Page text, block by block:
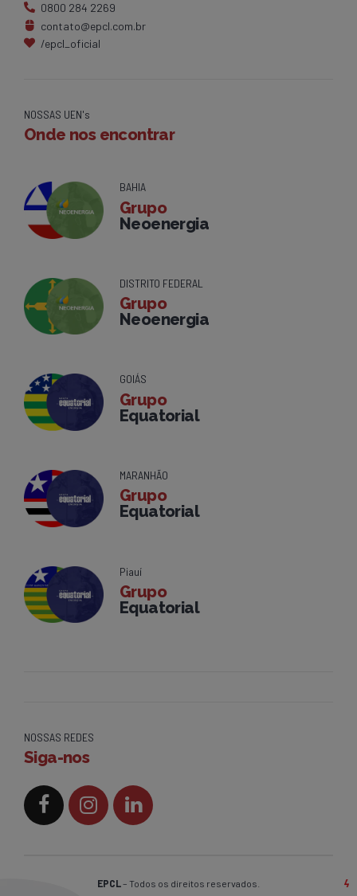
0800 284 2269
contato@epcl.com.br
/epcl_oficial
NOSSAS UEN's
Onde nos encontrar
BAHIA
Grupo
Neoenergia
DISTRITO FEDERAL
Grupo
Neoenergia
GOIÁS
Grupo
Equatorial
MARANHÃO
Grupo
Equatorial
Piauí
Grupo
Equatorial
NOSSAS REDES
Siga-nos
EPCL– Todos os direitos reservados.